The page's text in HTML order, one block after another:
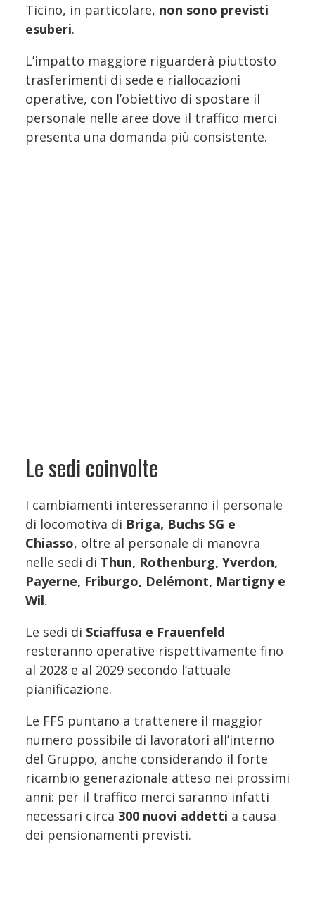
Ticino, in particolare, non sono previsti
esuberi.
L’impatto maggiore riguarderà piuttosto
trasferimenti di sede e riallocazioni
operative, con l’obiettivo di spostare il
personale nelle aree dove il traffico merci
presenta una domanda più consistente.
Le sedi coinvolte
I cambiamenti interesseranno il personale
di locomotiva di Briga, Buchs SG e
Chiasso, oltre al personale di manovra
nelle sedi di Thun, Rothenburg, Yverdon,
Payerne, Friburgo, Delémont, Martigny e
Wil.
Le sedi di Sciaffusa e Frauenfeld
resteranno operative rispettivamente fino
al 2028 e al 2029 secondo l’attuale
pianificazione.
Le FFS puntano a trattenere il maggior
numero possibile di lavoratori all’interno
del Gruppo, anche considerando il forte
ricambio generazionale atteso nei prossimi
anni: per il traffico merci saranno infatti
necessari circa 300 nuovi addetti a causa
dei pensionamenti previsti.